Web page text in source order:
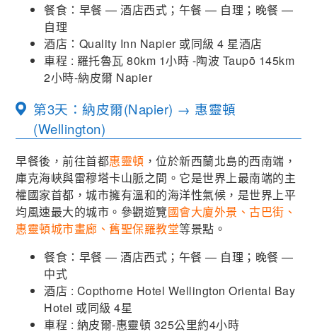
餐食：早餐 — 酒店西式；午餐 — 自理；晚餐 —
自理
酒店：Quality Inn Napier 或同級 4 星酒店
車程 : 羅托魯瓦 80km 1小時 -陶波 Taupō 145km
2小時-納皮爾 Napier
第3天：納皮爾(Napier) → 惠靈頓
(Wellington)
早餐後，前往首都惠靈頓 ，位於新西蘭北島的西南端，
庫克海峽與雷穆塔卡山脈之間。它是世界上最南端的主
權國家首都，城市擁有溫和的海洋性氣候，是世界上平
均風速最大的城市。參觀遊覽國會大廈外景、古巴街、
惠靈頓城市畫廊、舊聖保羅教堂等景點。
餐食：早餐 — 酒店西式；午餐 — 自理；晚餐 —
中式
酒店 : Copthorne Hotel Wellington Oriental Bay
Hotel 或同級 4星
車程 : 納皮爾-惠靈頓 325公里約4小時